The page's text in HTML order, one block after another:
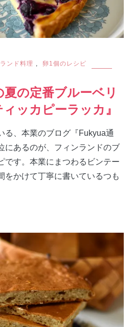
ンド料理 ,
卵1個のレシピ
の定番ブルーベリ
ッカピーラッカ』
る、本業のブログ『Fukyua通
にあるのが、フィンランドのブ
です。本業にまつわるビンテー
をかけて丁寧に書いているつも